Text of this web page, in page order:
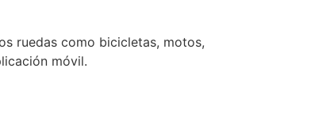
ruedas como bicicletas, motos,
móvil.